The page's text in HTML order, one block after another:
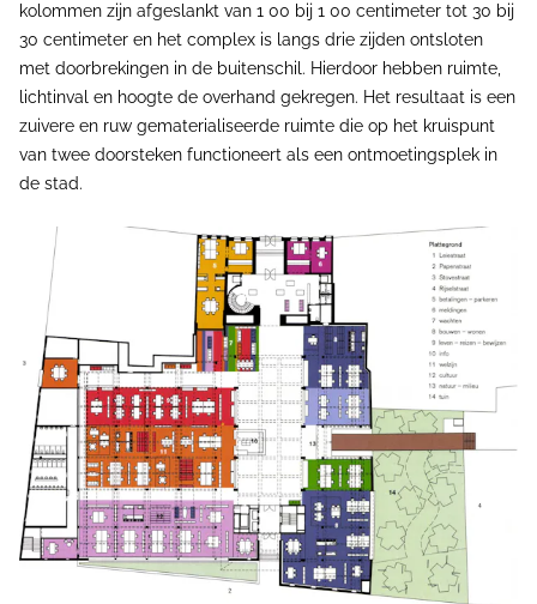
kolommen zijn afgeslankt van 1 00 bij 1 00 centimeter tot 30 bij
30 centimeter en het complex is langs drie zijden ontsloten
met doorbrekingen in de buitenschil. Hierdoor hebben ruimte,
lichtinval en hoogte de overhand gekregen. Het resultaat is een
zuivere en ruw gematerialiseerde ruimte die op het kruispunt
van twee doorsteken functioneert als een ontmoetingsplek in
de stad.